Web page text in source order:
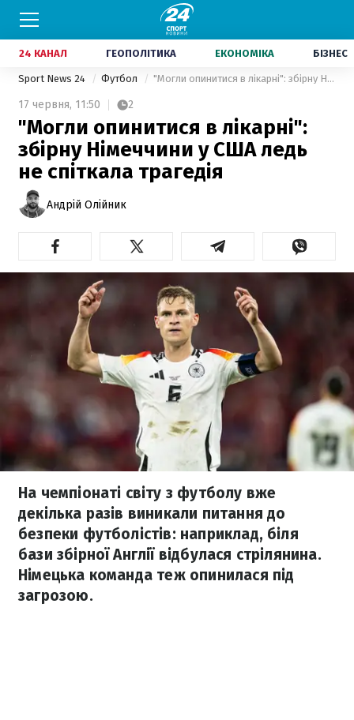
24 КАНАЛ ГЕОПОЛІТИКА ЕКОНОМІКА БІЗНЕС
Sport News 24 Футбол "Могли опинитися в лікарні": збірну Німеччини у США ледь не спіткала трагедія
17 червня, 11:50 2
"Могли опинитися в лікарні":
збірну Німеччини у США ледь
не спіткала трагедія
Андрій Олійник
На чемпіонаті світу з футболу вже
декілька разів виникали питання до
безпеки футболістів: наприклад, біля
бази збірної Англії відбулася стрілянина.
Німецька команда теж опинилася під
загрозою.